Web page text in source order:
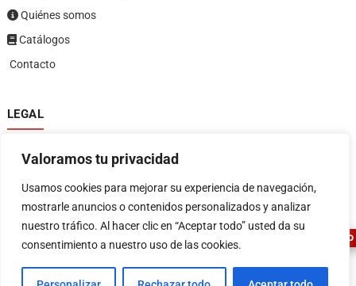
Valoramos tu privacidad
Usamos cookies para mejorar su experiencia de navegación,
mostrarle anuncios o contenidos personalizados y analizar
nuestro tráfico. Al hacer clic en “Aceptar todo” usted da su
consentimiento a nuestro uso de las cookies.
Quiénes somos
Catálogos
Contacto
LEGAL
Política de privacidad
Política de devoluciones y reembolsos
Términos y condiciones
ASESOR FERRETERO